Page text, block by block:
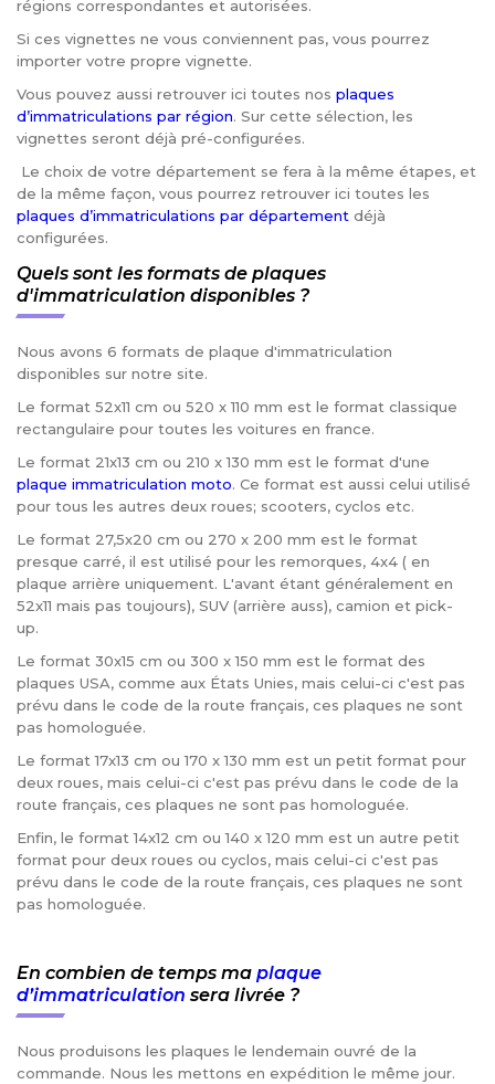
régions correspondantes et autorisées.
Si ces vignettes ne vous conviennent pas, vous pourrez
importer votre propre vignette.
Vous pouvez aussi retrouver ici toutes nos plaques
d’immatriculations par région. Sur cette sélection, les
vignettes seront déjà pré-configurées.
Le choix de votre département se fera à la même étapes, et
de la même façon, vous pourrez retrouver ici toutes les
plaques d’immatriculations par département déjà
configurées.
Quels sont les formats de plaques
d'immatriculation disponibles ?
Nous avons 6 formats de plaque d'immatriculation
disponibles sur notre site.
Le format 52x11 cm ou 520 x 110 mm est le format classique
rectangulaire pour toutes les voitures en france.
Le format 21x13 cm ou 210 x 130 mm est le format d'une
plaque immatriculation moto. Ce format est aussi celui utilisé
pour tous les autres deux roues; scooters, cyclos etc.
Le format 27,5x20 cm ou 270 x 200 mm est le format
presque carré, il est utilisé pour les remorques, 4x4 ( en
plaque arrière uniquement. L'avant étant généralement en
52x11 mais pas toujours), SUV (arrière auss), camion et pick-
up.
Le format 30x15 cm ou 300 x 150 mm est le format des
plaques USA, comme aux États Unies, mais celui-ci c'est pas
prévu dans le code de la route français, ces plaques ne sont
pas homologuée.
Le format 17x13 cm ou 170 x 130 mm est un petit format pour
deux roues, mais celui-ci c'est pas prévu dans le code de la
route français, ces plaques ne sont pas homologuée.
Enfin, le format 14x12 cm ou 140 x 120 mm est un autre petit
format pour deux roues ou cyclos, mais celui-ci c'est pas
prévu dans le code de la route français, ces plaques ne sont
pas homologuée.
En combien de temps ma plaque
d’immatriculation sera livrée ?
Nous produisons les plaques le lendemain ouvré de la
commande. Nous les mettons en expédition le même jour.